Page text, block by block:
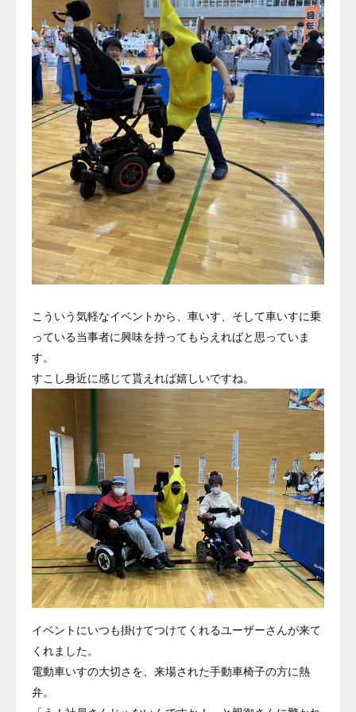
こういう気軽なイベントから、車いす、そして車いすに乗
っている当事者に興味を持ってもらえればと思っていま
す。
すこし身近に感じて貰えれば嬉しいですね。
イベントにいつも掛けてつけてくれるユーザーさんが来て
くれました。
電動車いすの大切さを、来場された手動車椅子の方に熱
弁。